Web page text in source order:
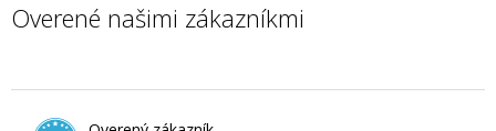
Overené našimi zákazníkmi